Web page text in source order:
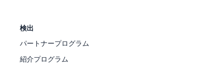
検出
パートナープログラム
紹介プログラム